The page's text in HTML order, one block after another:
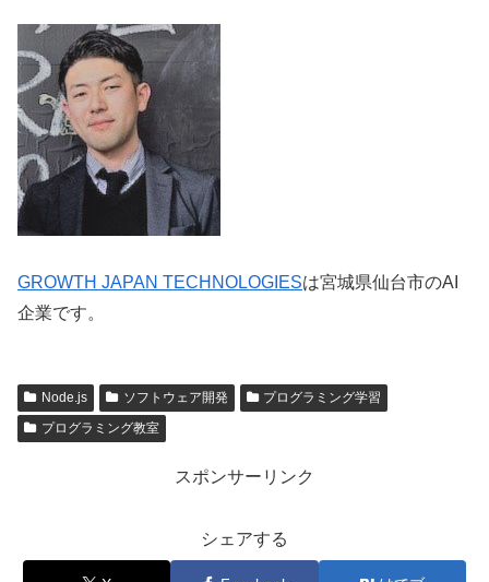
GROWTH JAPAN TECHNOLOGIESは宮城県仙台市のAI
企業です。
Node.js ソフトウェア開発
プログラミング学習
プログラミング教室
スポンサーリンク
シェアする